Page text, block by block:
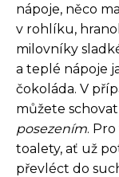
nápoje, něco
v rohlíku,
milovníky
a teplé nápoje
čokoláda. V
můžete
posezením.
toalety, ať už
převléct do